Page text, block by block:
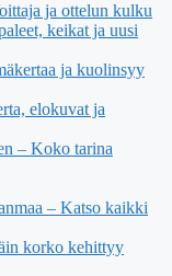
ja ottelun kulku
keikat ja uusi
ja kuolinsyy
elokuvat ja
– Koko tarina
– Katso kaikki
korko kehittyy